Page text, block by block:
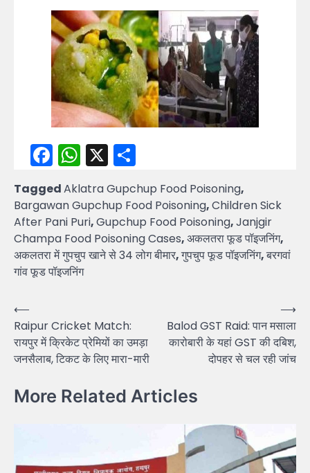
Facebook
WhatsApp
X
TaggedAklatra Gupchup Food Poisoning,
Bargawan Gupchup Food Poisoning,Children Sick
After Pani Puri,Gupchup Food Poisoning,Janjgir
Champa Food Poisoning Cases,अकलतरा फूड पॉइजनिंग,
अकलतरा में गुपचुप खाने से 34 लोग बीमार,गुपचुप फूड पॉइजनिंग,बरगवां
गांव फूड पॉइजनिंग
Post
navigation
⟵
Raipur Cricket Match:
रायपुर में क्रिकेट प्रेमियों का उमड़ा
जनसैलाब, टिकट के लिए मारा-मारी
Balod GST Raid: पान मसाला
कारोबारी के यहां GST की दबिश,
दोपहर से चल रही जांच
⟶
More Related Articles